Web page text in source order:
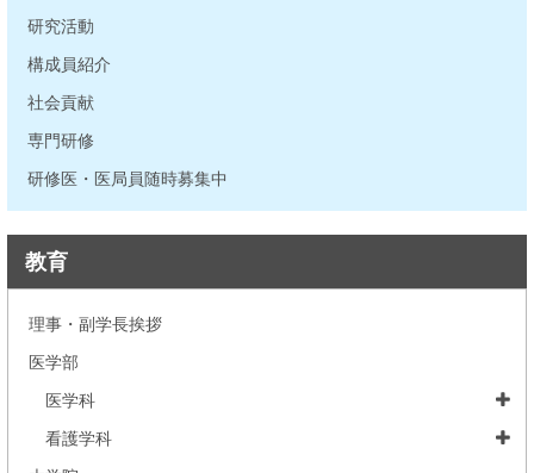
研究活動
構成員紹介
社会貢献
専門研修
研修医・医局員随時募集中
教育
理事・副学長挨拶
医学部
医学科
看護学科